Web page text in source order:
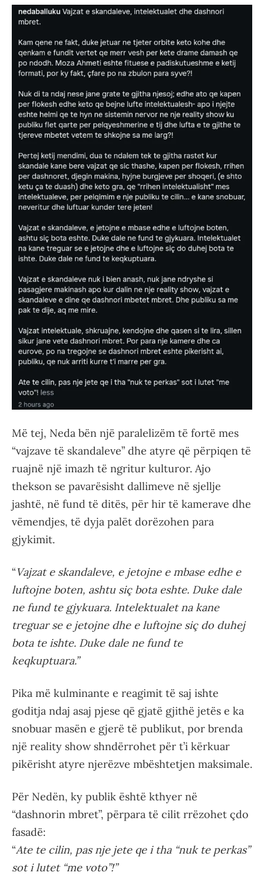
Më tej, Neda bën një paralelizëm të fortë mes
“vajzave të skandaleve” dhe atyre që përpiqen të
ruajnë një imazh të ngritur kulturor. Ajo
thekson se pavarësisht dallimeve në sjellje
jashtë, në fund të ditës, për hir të kamerave dhe
vëmendjes, të dyja palët dorëzohen para
gjykimit.
“Vajzat e skandaleve, e jetojne e mbase edhe e
luftojne boten, ashtu siç bota eshte. Duke dale
ne fund te gjykuara. Intelektualet na kane
treguar se e jetojne dhe e luftojne siç do duhej
bota te ishte. Duke dale ne fund te
keqkuptuara.”
Pika më kulminante e reagimit të saj ishte
goditja ndaj asaj pjese që gjatë gjithë jetës e ka
snobuar masën e gjerë të publikut, por brenda
një reality show shndërrohet për t’i kërkuar
pikërisht atyre njerëzve mbështetjen maksimale.
Për Nedën, ky publik është kthyer në
“dashnorin mbret”, përpara të cilit rrëzohet çdo
fasadë:
“Ate te cilin, pas nje jete qe i tha “nuk te perkas”
sot i lutet “me voto”!”